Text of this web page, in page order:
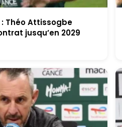
Théo Attissogbe
jusqu’en 2029